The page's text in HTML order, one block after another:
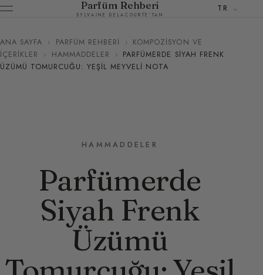
Parfüm Rehberi
SYLVAINE DELACOURTE'TAN
TR
ANA SAYFA › PARFÜM REHBERI › KOMPOZISYON VE
İÇERIKLER
› HAMMADDELER › PARFÜMERDE SIYAH FRENK
ÜZÜMÜ TOMURCUĞU: YEŞIL MEYVELI NOTA
HAMMADDELER
Parfümerde
Siyah Frenk
Üzümü